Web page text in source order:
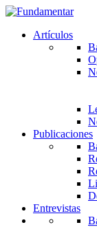
Artículos
Publicaciones
Entrevistas